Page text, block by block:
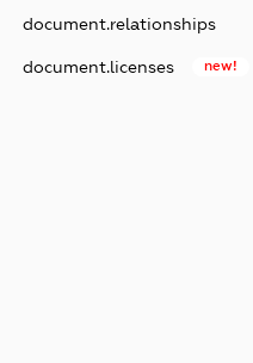
document.relationships
document.licenses new!